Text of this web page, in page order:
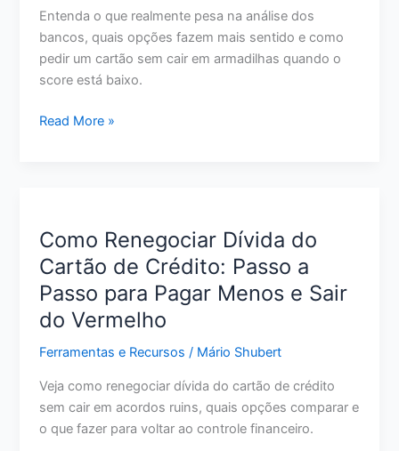
Entenda o que realmente pesa na análise dos
bancos, quais opções fazem mais sentido e como
pedir um cartão sem cair em armadilhas quando o
score está baixo.
Melhor
Tem
Score
Baixo:
O
Que
Avaliar
Read More »
Como Renegociar Dívida do
Cartão de Crédito: Passo a
Passo para Pagar Menos e Sair
do Vermelho
Ferramentas e Recursos / Mário Shubert
Veja como renegociar dívida do cartão de crédito
sem cair em acordos ruins, quais opções comparar e
o que fazer para voltar ao controle financeiro.